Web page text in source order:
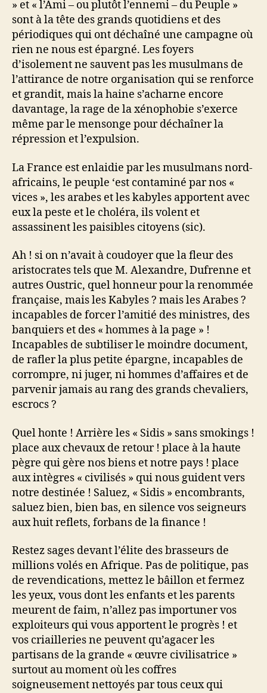
» et « l’Ami – ou plutôt l’ennemi – du Peuple »
sont à la tête des grands quotidiens et des
périodiques qui ont déchaîné une campagne où
rien ne nous est épargné. Les foyers
d’isolement ne sauvent pas les musulmans de
l’attirance de notre organisation qui se renforce
et grandit, mais la haine s’acharne encore
davantage, la rage de la xénophobie s’exerce
même par le mensonge pour déchaîner la
répression et l’expulsion.
La France est enlaidie par les musulmans nord-
africains, le peuple ‘est contaminé par nos «
vices », les arabes et les kabyles apportent avec
eux la peste et le choléra, ils volent et
assassinent les paisibles citoyens (sic).
Ah ! si on n’avait à coudoyer que la fleur des
aristocrates tels que M. Alexandre, Dufrenne et
autres Oustric, quel honneur pour la renommée
française, mais les Kabyles ? mais les Arabes ?
incapables de forcer l’amitié des ministres, des
banquiers et des « hommes à la page » !
Incapables de subtiliser le moindre document,
de rafler la plus petite épargne, incapables de
corrompre, ni juger, ni hommes d’affaires et de
parvenir jamais au rang des grands chevaliers,
escrocs ?
Quel honte ! Arrière les « Sidis » sans smokings !
place aux chevaux de retour ! place à la haute
pègre qui gère nos biens et notre pays ! place
aux intègres « civilisés » qui nous guident vers
notre destinée ! Saluez, « Sidis » encombrants,
saluez bien, bien bas, en silence vos seigneurs
aux huit reflets, forbans de la finance !
Restez sages devant l’élite des brasseurs de
millions volés en Afrique. Pas de politique, pas
de revendications, mettez le bâillon et fermez
les yeux, vous dont les enfants et les parents
meurent de faim, n’allez pas importuner vos
exploiteurs qui vous apportent le progrès ! et
vos criailleries ne peuvent qu’agacer les
partisans de la grande « œuvre civilisatrice »
surtout au moment où les coffres
soigneusement nettoyés par tous ceux qui